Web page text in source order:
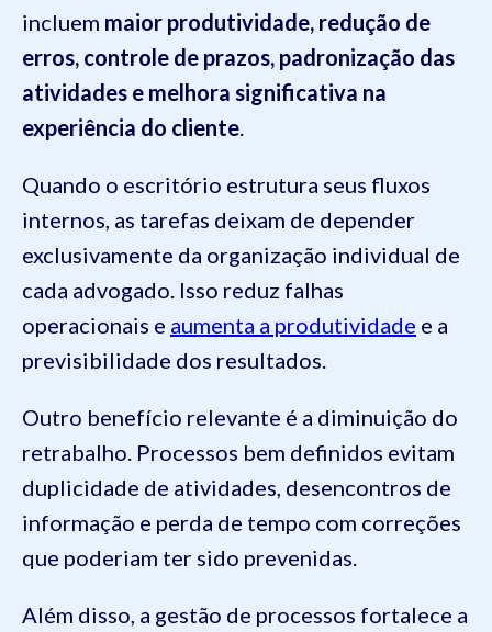
incluem maior produtividade, redução de
erros, controle de prazos, padronização das
atividades e melhora significativa na
experiência do cliente.
Quando o escritório estrutura seus fluxos
internos, as tarefas deixam de depender
exclusivamente da organização individual de
cada advogado. Isso reduz falhas
operacionais e aumenta a produtividade e a
previsibilidade dos resultados.
Outro benefício relevante é a diminuição do
retrabalho. Processos bem definidos evitam
duplicidade de atividades, desencontros de
informação e perda de tempo com correções
que poderiam ter sido prevenidas.
Além disso, a gestão de processos fortalece a